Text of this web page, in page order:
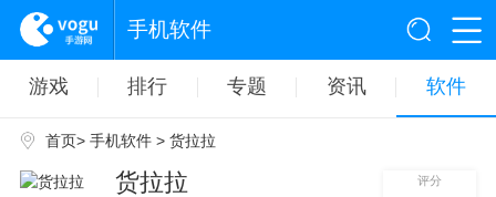
手机软件
游戏 排行 专题 资讯 软件
首页> 手机软件> 货拉拉
货拉拉 评分